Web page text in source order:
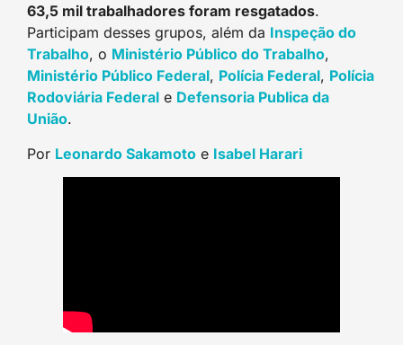
63,5 mil trabalhadores foram resgatados.
Participam desses grupos, além da Inspeção do
Trabalho, o Ministério Público do Trabalho,
Ministério Público Federal, Polícia Federal, Polícia
Rodoviária Federal e Defensoria Publica da
União.
Por Leonardo Sakamoto e Isabel Harari